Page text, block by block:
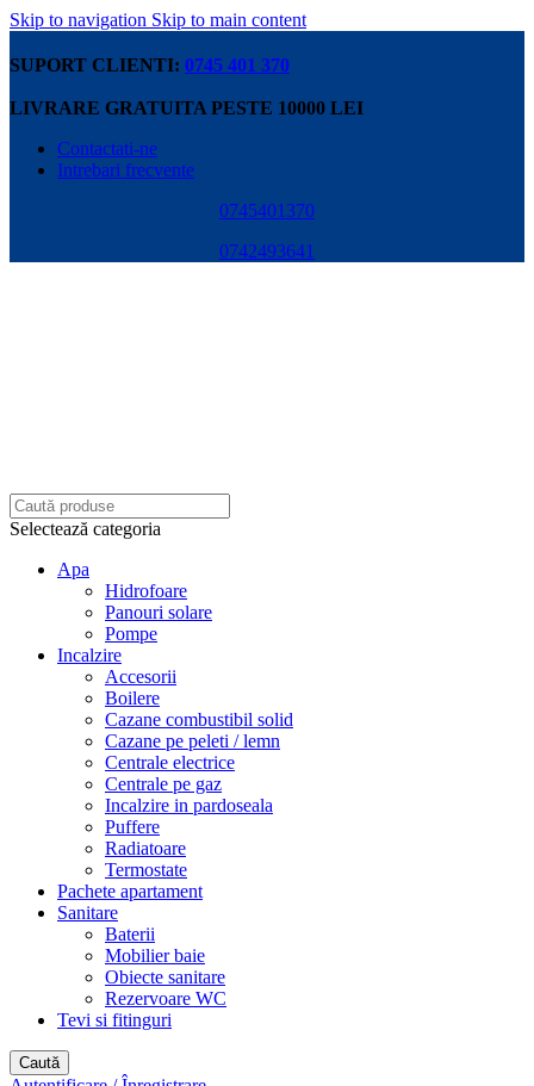
Skip to navigation Skip to main content
SUPORT CLIENTI: 0745 401 370
LIVRARE GRATUITA PESTE 10000 LEI
Contactati-ne
Intrebari frecvente
0745401370
0742493641
Selectează categoria
Apa
Hidrofoare
Panouri solare
Pompe
Incalzire
Accesorii
Boilere
Cazane combustibil solid
Cazane pe peleti / lemn
Centrale electrice
Centrale pe gaz
Incalzire in pardoseala
Puffere
Radiatoare
Termostate
Pachete apartament
Sanitare
Baterii
Mobilier baie
Obiecte sanitare
Rezervoare WC
Tevi si fitinguri
Caută